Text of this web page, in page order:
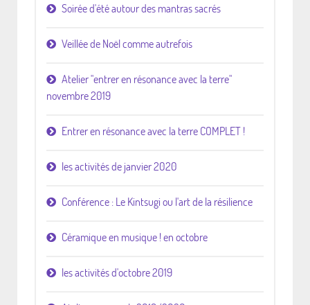
Soirée d'été autour des mantras sacrés
Veillée de Noël comme autrefois
Atelier "entrer en résonance avec la terre"
novembre 2019
Entrer en résonance avec la terre COMPLET !
les activités de janvier 2020
Conférence : Le Kintsugi ou l'art de la résilience
Céramique en musique ! en octobre
les activités d'octobre 2019